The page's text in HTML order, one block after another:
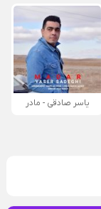
یاسر صادقی - مادر